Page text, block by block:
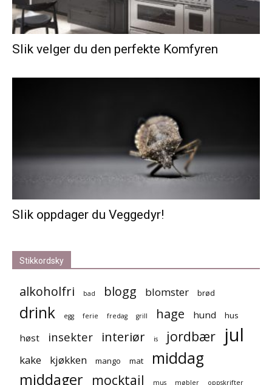
Slik velger du den perfekte Komfyren
Slik oppdager du Veggedyr!
Stikkordsky
alkoholfri bad blogg blomster brød
drink egg ferie fredag grill hage hund hus
høst insekter interiør is jordbær jul
kake kjøkken mango mat middag
middager mocktail mus møbler oppskrifter